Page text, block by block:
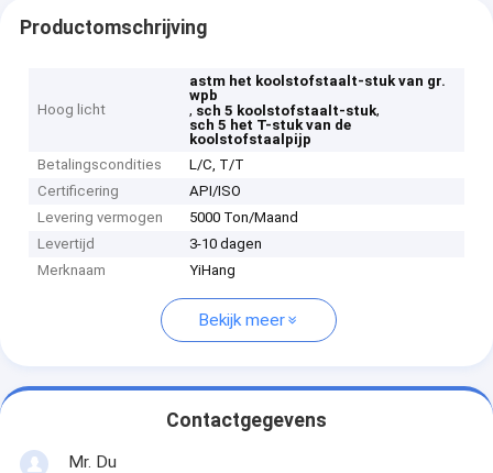
Productomschrijving
Hoog licht
astm het koolstofstaalt-stuk van gr.
wpb
, sch 5 koolstofstaalt-stuk,
sch 5 het T-stuk van de
koolstofstaalpijp
Betalingscondities
L/C, T/T
Certificering
API/ISO
Levering vermogen
5000 Ton/Maand
Levertijd
3-10 dagen
Merknaam
YiHang
Bekijk meer
Contactgegevens
Mr. Du